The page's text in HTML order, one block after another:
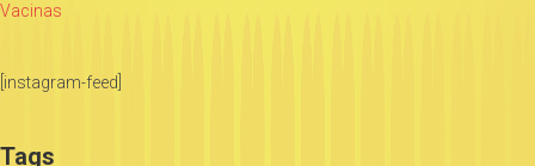
Vacinas
[instagram-feed]
Tags